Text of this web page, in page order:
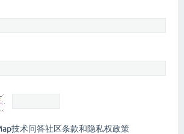
技术问答社区条款和隐私权政策